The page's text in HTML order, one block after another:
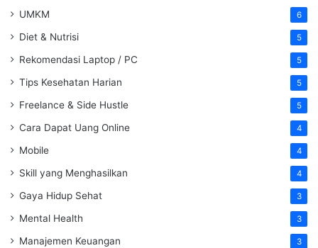
UMKM 6
Diet & Nutrisi 5
Rekomendasi Laptop / PC 5
Tips Kesehatan Harian 5
Freelance & Side Hustle 5
Cara Dapat Uang Online 4
Mobile 4
Skill yang Menghasilkan 4
Gaya Hidup Sehat 3
Mental Health 3
Manajemen Keuangan 3